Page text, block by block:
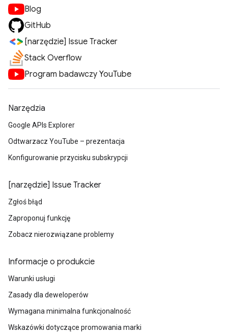
Blog
GitHub
[narzędzie] Issue Tracker
Stack Overflow
Program badawczy YouTube
Narzędzia
Google APIs Explorer
Odtwarzacz YouTube – prezentacja
Konfigurowanie przycisku subskrypcji
[narzędzie] Issue Tracker
Zgłoś błąd
Zaproponuj funkcję
Zobacz nierozwiązane problemy
Informacje o produkcie
Warunki usługi
Zasady dla deweloperów
Wymagana minimalna funkcjonalność
Wskazówki dotyczące promowania marki